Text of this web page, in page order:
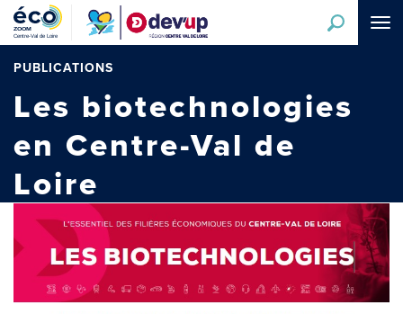
Aller
contenu
principal
PUBLICATIONS
Les biotechnologies
en Centre-Val de
Loire